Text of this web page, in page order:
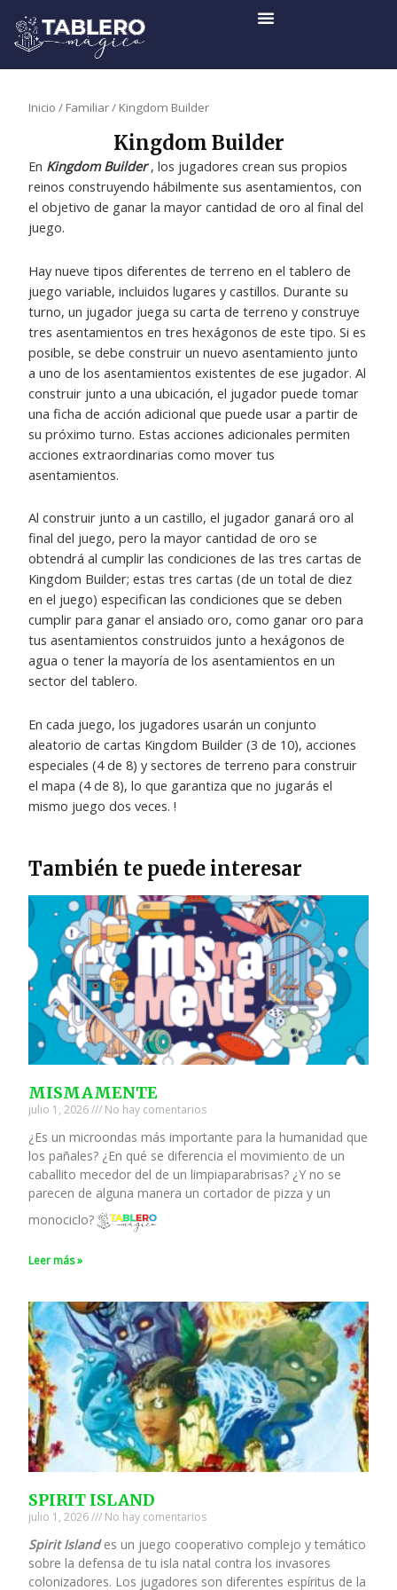
contenido
Inicio / Familiar/ Kingdom Builder
Kingdom Builder
En Kingdom Builder, los jugadores crean sus propios
reinos construyendo hábilmente sus asentamientos, con
el objetivo de ganar la mayor cantidad de oro al final del
juego.
Hay nueve tipos diferentes de terreno en el tablero de
juego variable, incluidos lugares y castillos. Durante su
turno, un jugador juega su carta de terreno y construye
tres asentamientos en tres hexágonos de este tipo. Si es
posible, se debe construir un nuevo asentamiento junto
a uno de los asentamientos existentes de ese jugador. Al
construir junto a una ubicación, el jugador puede tomar
una ficha de acción adicional que puede usar a partir de
su próximo turno. Estas acciones adicionales permiten
acciones extraordinarias como mover tus
asentamientos.
Al construir junto a un castillo, el jugador ganará oro al
final del juego, pero la mayor cantidad de oro se
obtendrá al cumplir las condiciones de las tres cartas de
Kingdom Builder; estas tres cartas (de un total de diez
en el juego) especifican las condiciones que se deben
cumplir para ganar el ansiado oro, como ganar oro para
tus asentamientos construidos junto a hexágonos de
agua o tener la mayoría de los asentamientos en un
sector del tablero.
En cada juego, los jugadores usarán un conjunto
aleatorio de cartas Kingdom Builder (3 de 10), acciones
especiales (4 de 8) y sectores de terreno para construir
el mapa (4 de 8), lo que garantiza que no jugarás el
mismo juego dos veces. !
También te puede interesar
MISMAMENTE
julio 1, 2026 No hay comentarios
¿Es un microondas más importante para la humanidad que
los pañales? ¿En qué se diferencia el movimiento de un
caballito mecedor del de un limpiaparabrisas? ¿Y no se
parecen de alguna manera un cortador de pizza y un
monociclo?
Leer más »
SPIRIT ISLAND
julio 1, 2026 No hay comentarios
Spirit Islandes un juego cooperativo complejo y temático
sobre la defensa de tu isla natal contra los invasores
colonizadores. Los jugadores son diferentes espíritus de la